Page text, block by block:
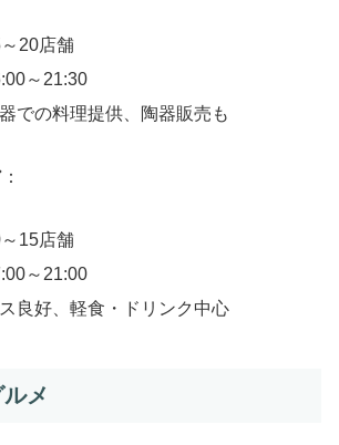
20店舗
～21:30
での料理提供、陶器販売も
：
15店舗
～21:00
良好、軽食・ドリンク中心
メ